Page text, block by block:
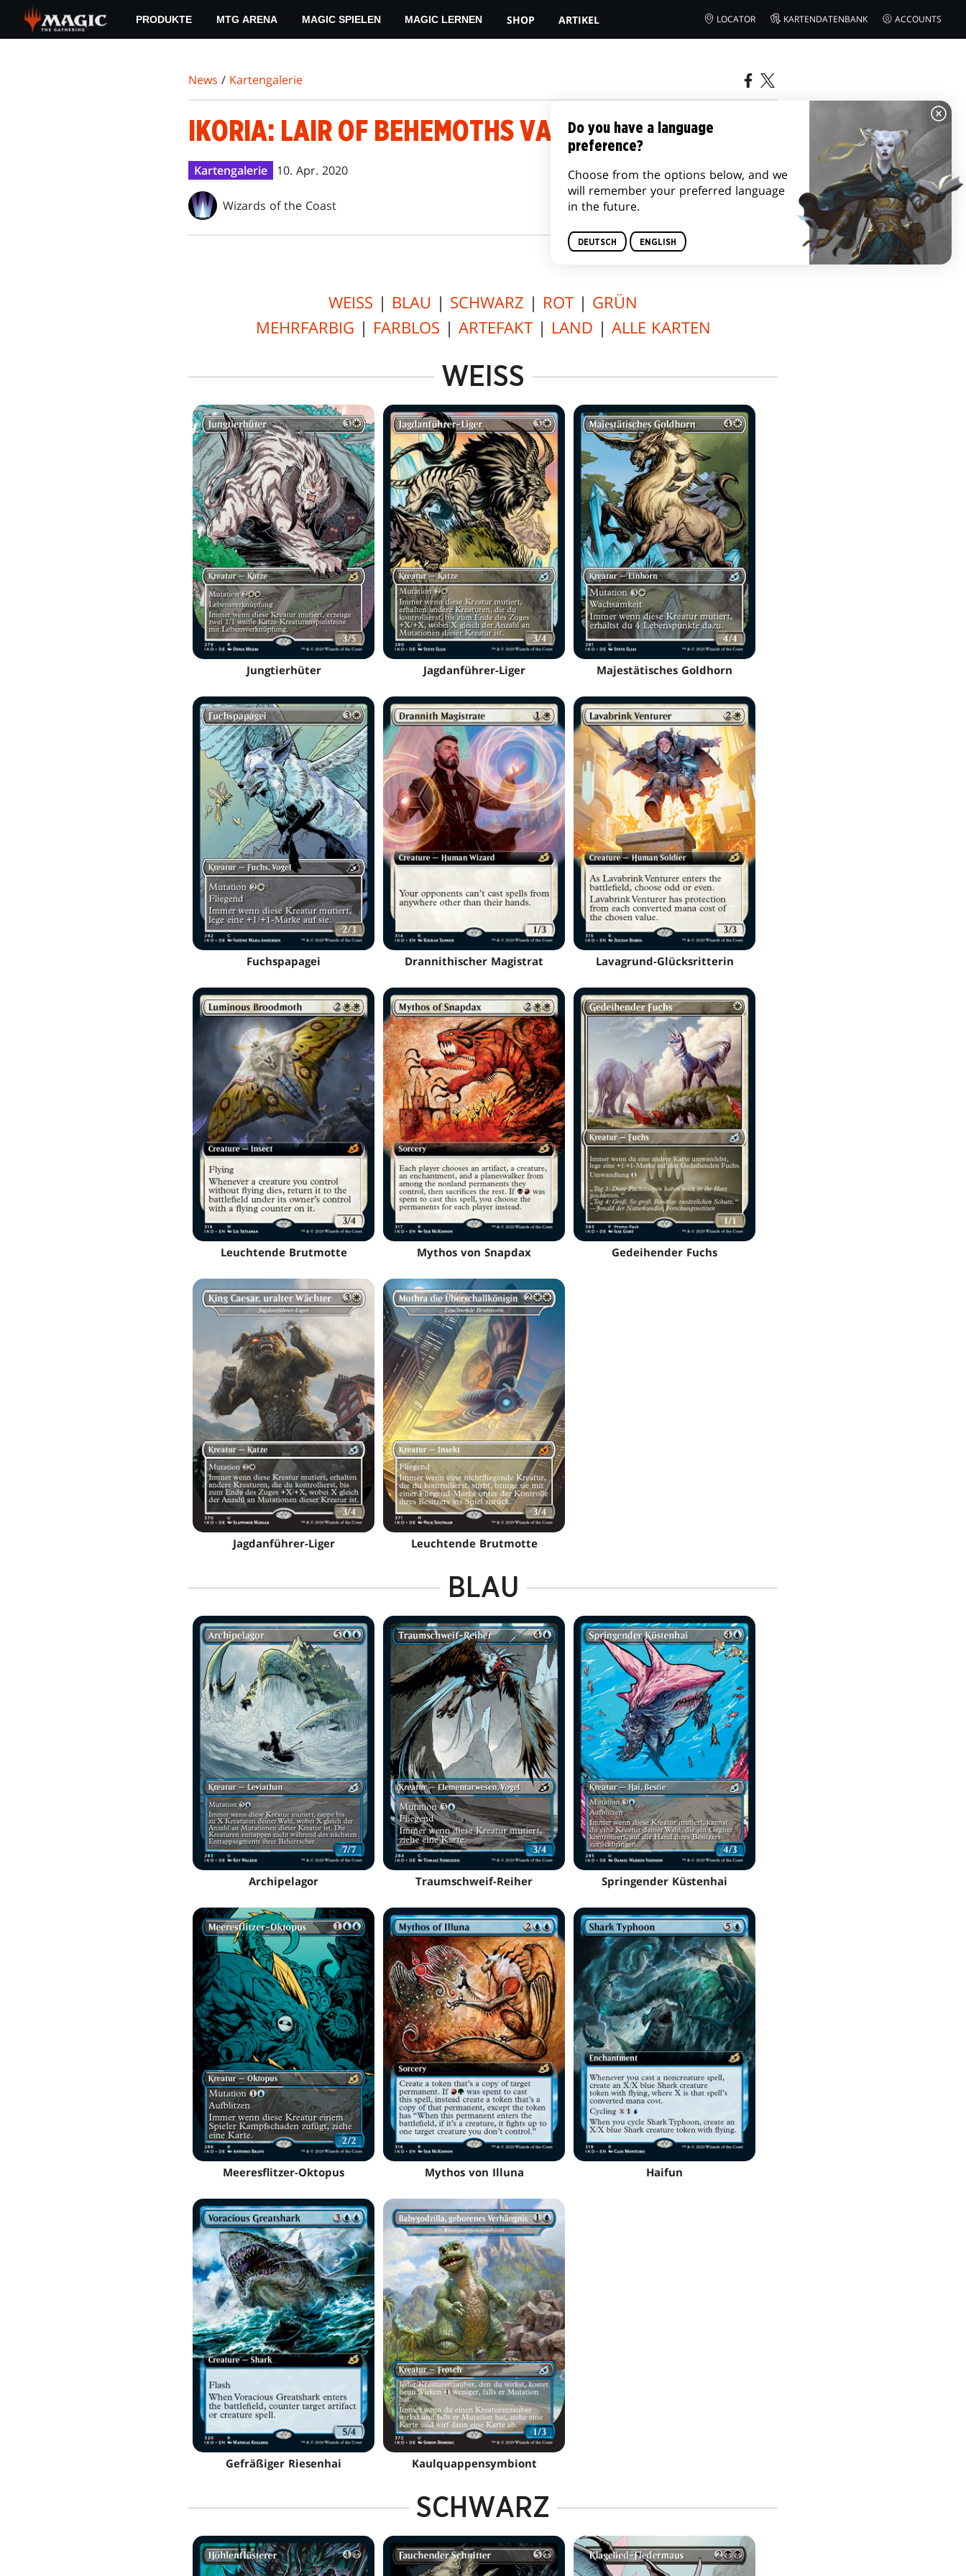
main
PRODUKTE MTG ARENA MAGIC SPIELEN MAGIC LERNEN SHOP ARTIKEL LOCATOR KARTENDATENBANK ACCOUNTS
News / Kartengalerie
IKORIA: LAIR OF BEHEMOTHS VARIANTS
Kartengalerie 10. Apr. 2020
Wizards of the Coast
WEISS | BLAU | SCHWARZ | ROT | GRÜN
MEHRFARBIG | FARBLOS | ARTEFAKT| LAND | ALLE KARTEN
WEISS
Jungtierhüter Jagdanführer-Liger Majestätisches Goldhorn
Fuchspapagei Drannithischer Magistrat Lavagrund-Glücksritterin
Leuchtende Brutmotte Mythos von Snapdax Gedeihender Fuchs
Jagdanführer-Liger Leuchtende Brutmotte
BLAU
Archipelagor Traumschweif-Reiher Springender Küstenhai
Meeresflitzer-Oktopus Mythos von Illuna Haifun
Gefräßiger Riesenhai Kaulquappensymbiont
SCHWARZ
Do you have a language
preference?
Choose from the options below, and we
will remember your preferred language
in the future.
DEUTSCH ENGLISH